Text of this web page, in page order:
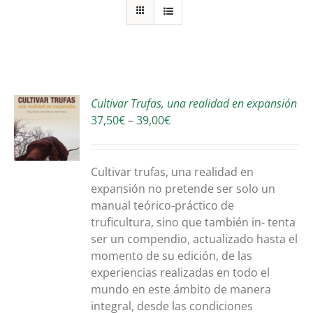
Cultivar Trufas, una realidad en expansión
37,50€–39,00€Interval
37,50€
a
39,00€
Cultivar trufas, una realidad en
expansión no pretende ser solo un
manual teórico-práctico de
truficultura, sino que también in- tenta
ser un compendio, actualizado hasta el
momento de su edición, de las
experiencias realizadas en todo el
mundo en este ámbito de manera
integral, desde las condiciones